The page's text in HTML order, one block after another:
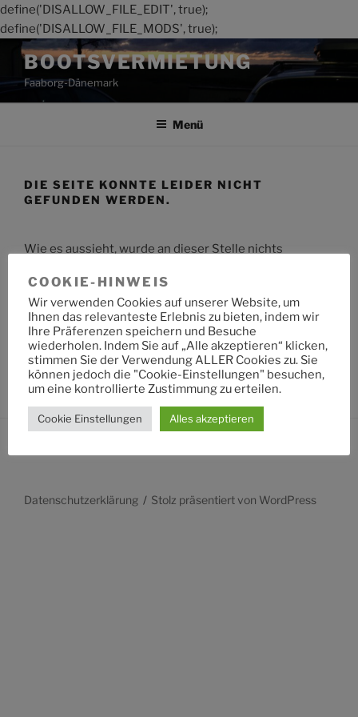
define('DISALLOW_FILE_EDIT', true);
define('DISALLOW_FILE_MODS', true);
Zum
Inhalt
springen
BOOTSVERMIETUNG
Faaborg-Dänemark
Menü
DIE SEITE KONNTE LEIDER NICHT
GEFUNDEN WERDEN.
Wie es aussieht, wurde an dieser Stelle nichts
Suche
nach:
Datenschutzerklärung Stolz präsentiert von WordPress
COOKIE-HINWEIS
Wir verwenden Cookies auf unserer Website, um
Ihnen das relevanteste Erlebnis zu bieten, indem wir
Ihre Präferenzen speichern und Besuche
wiederholen. Indem Sie auf „Alle akzeptieren“ klicken,
stimmen Sie der Verwendung ALLER Cookies zu. Sie
können jedoch die "Cookie-Einstellungen" besuchen,
um eine kontrollierte Zustimmung zu erteilen.
Cookie Einstellungen Alles akzeptieren